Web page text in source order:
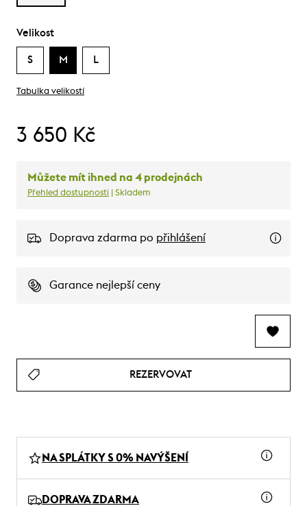
Velikost
S M L
Tabulka velikostí
3 650 Kč
Můžete mít ihned na 4 prodejnách
Přehled dostupnosti | Skladem
Doprava zdarma po přihlášení
Garance nejlepší ceny
REZERVOVAT
NA SPLÁTKY S 0% NAVÝŠENÍ
DOPRAVA ZDARMA